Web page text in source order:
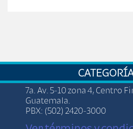
7a. Av. 5-10 zona 4, Centro
Guatemala.
PBX: (502) 2420-3000